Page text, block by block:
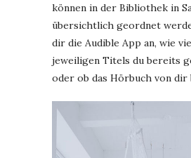
können in der Bibliothek in
übersichtlich geordnet
dir die Audible App an, wie
jeweiligen Titels du bereits
oder ob das Hörbuch von dir